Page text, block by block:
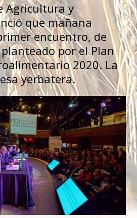
Agricultura y
que mañana
encuentro, de
por el Plan
2020. La
yerbatera.